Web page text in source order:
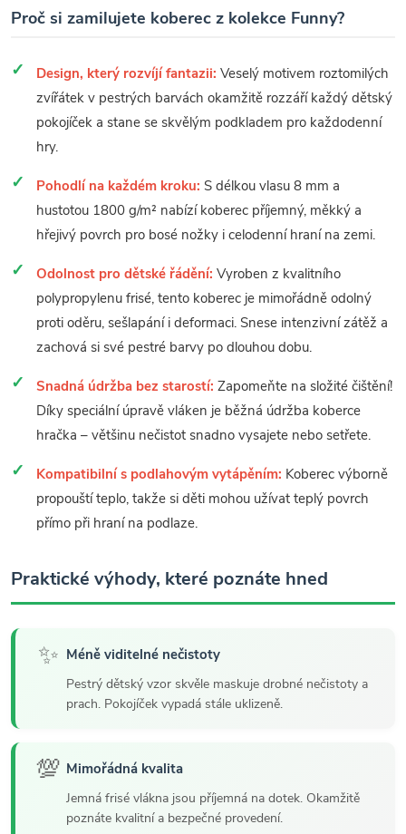
Proč si zamilujete koberec z kolekce Funny?
Design, který rozvíjí fantazii: Veselý motivem roztomilých
zvířátek v pestrých barvách okamžitě rozzáří každý dětský
pokojíček a stane se skvělým podkladem pro každodenní
hry.
Pohodlí na každém kroku: S délkou vlasu 8 mm a
hustotou 1800 g/m² nabízí koberec příjemný, měkký a
hřejivý povrch pro bosé nožky i celodenní hraní na zemi.
Odolnost pro dětské řádění: Vyroben z kvalitního
polypropylenu frisé, tento koberec je mimořádně odolný
proti oděru, sešlapání i deformaci. Snese intenzivní zátěž a
zachová si své pestré barvy po dlouhou dobu.
Snadná údržba bez starostí: Zapomeňte na složité čištění!
Díky speciální úpravě vláken je běžná údržba koberce
hračka – většinu nečistot snadno vysajete nebo setřete.
Kompatibilní s podlahovým vytápěním: Koberec výborně
propouští teplo, takže si děti mohou užívat teplý povrch
přímo při hraní na podlaze.
Praktické výhody, které poznáte hned
✨ Méně viditelné nečistoty
Pestrý dětský vzor skvěle maskuje drobné nečistoty a
prach. Pokojíček vypadá stále uklizeně.
💯 Mimořádná kvalita
Jemná frisé vlákna jsou příjemná na dotek. Okamžitě
poznáte kvalitní a bezpečné provedení.